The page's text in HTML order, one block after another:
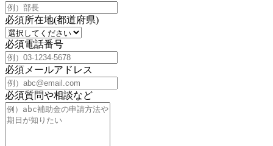
必須所在地(都道府県)
必須電話番号
必須 メールアドレス
必須質問や相談など